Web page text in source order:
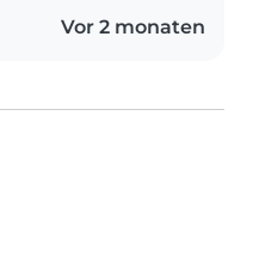
Vor 2 monaten